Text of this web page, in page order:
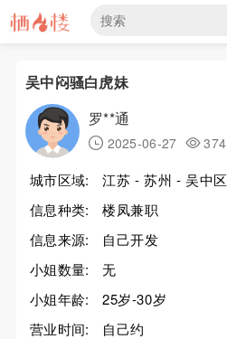
吴中闷骚白虎妹
罗**通
2025-06-27 374
城市区域:
江苏 - 苏州 - 吴中区
信息种类:
楼凤兼职
信息来源:
自己开发
小姐数量:
无
小姐年龄:
25岁-30岁
营业时间:
自己约